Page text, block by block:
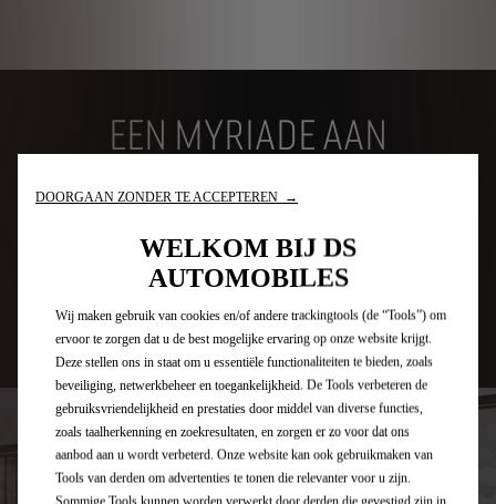
EEN MYRIADE AAN
DIENSTEN
VRIJHEID
Rent a DS
DOORGAAN ZONDER TE ACCEPTEREN →
WELKOM BIJ DS
AUTOMOBILES
Wij maken gebruik van cookies en/of andere trackingtools (de “Tools”) om
ervoor te zorgen dat u de best mogelijke ervaring op onze website krijgt.
Deze stellen ons in staat om u essentiële functionaliteiten te bieden, zoals
beveiliging, netwerkbeheer en toegankelijkheid. De Tools verbeteren de
gebruiksvriendelijkheid en prestaties door middel van diverse functies,
zoals taalherkenning en zoekresultaten, en zorgen er zo voor dat ons
aanbod aan u wordt verbeterd. Onze website kan ook gebruikmaken van
Tools van derden om advertenties te tonen die relevanter voor u zijn.